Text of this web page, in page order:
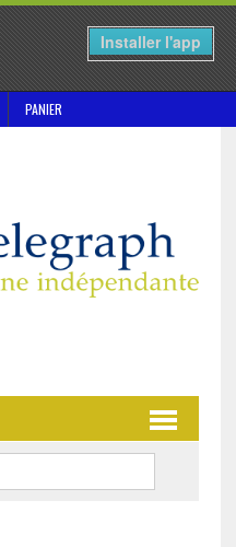
Installer l'app
PANIER